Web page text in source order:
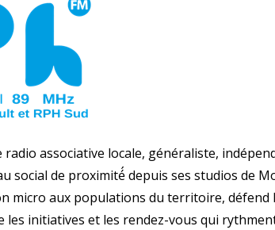
radio associative locale, généraliste,
social de proximité́ depuis ses studios de
micro aux populations du territoire, défend
les initiatives et les rendez-vous qui